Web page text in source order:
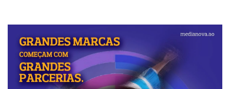
POR: JOSÉ MANUEL DIOGO